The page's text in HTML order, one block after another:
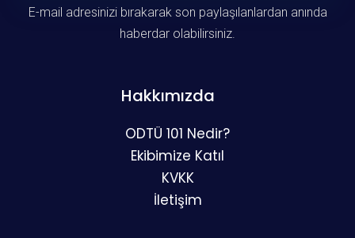
E-mail adresinizi bırakarak son paylaşılanlardan anında
haberdar olabilirsiniz.
Hakkımızda
ODTÜ 101 Nedir?
Ekibimize Katıl
KVKK
İletişim